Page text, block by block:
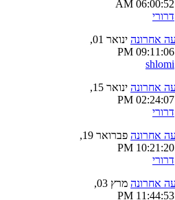
דרורי
ינואר 01,
shlomi
ינואר 15,
דרורי
פברואר 19,
דרורי
מרץ 03,